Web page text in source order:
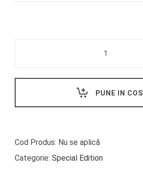
migdale
PUNE IN COS
Cod Produs: Nu se aplică
Categorie: Special Edition